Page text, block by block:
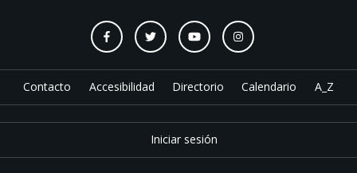
Contacto Accesibilidad Directorio Calendario A_Z
Iniciar sesión